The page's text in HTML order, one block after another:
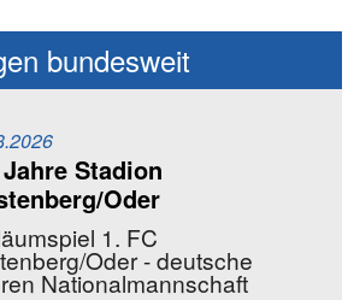
bundesweit
Stadion
Oder
1. FC
Oder - deutsche
Nationalmannschaft